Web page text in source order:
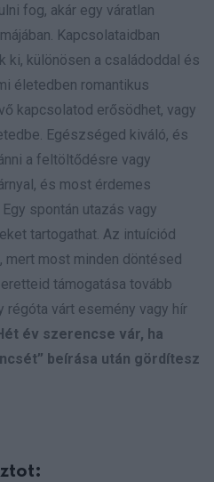
fog, akár egy váratlan
Kapcsolataidban
ki, különösen a családoddal és
életedben romantikus
kapcsolatod erősödhet, vagy
Egészséged kiváló, és
a feltöltődésre vagy
és most érdemes
spontán utazás vagy
tartogathat. Az intuíciód
mert most minden döntésed
támogatása tovább
régóta várt esemény vagy hír
év szerencse vár, ha
beírása után gördítesz